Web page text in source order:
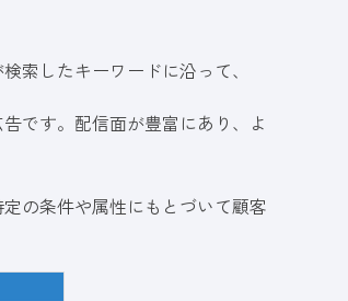
索したキーワードに沿って、
です。配信面が豊富にあり、よ
の条件や属性にもとづいて顧客